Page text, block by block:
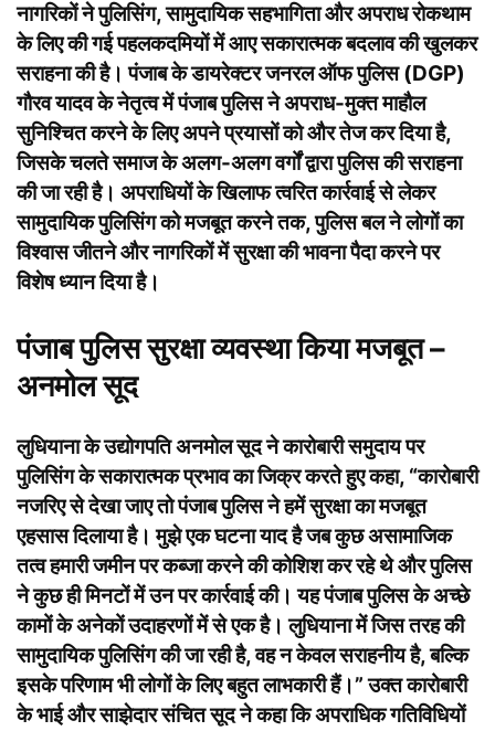
नागरिकों ने पुलिसिंग, सामुदायिक सहभागिता और अपराध रोकथाम
के लिए की गई पहलकदमियों में आए सकारात्मक बदलाव की खुलकर
सराहना की है। पंजाब के डायरेक्टर जनरल ऑफ पुलिस (DGP)
गौरव यादव के नेतृत्व में पंजाब पुलिस ने अपराध-मुक्त माहौल
सुनिश्चित करने के लिए अपने प्रयासों को और तेज कर दिया है,
जिसके चलते समाज के अलग-अलग वर्गों द्वारा पुलिस की सराहना
की जा रही है। अपराधियों के खिलाफ त्वरित कार्रवाई से लेकर
सामुदायिक पुलिसिंग को मजबूत करने तक, पुलिस बल ने लोगों का
विश्वास जीतने और नागरिकों में सुरक्षा की भावना पैदा करने पर
विशेष ध्यान दिया है।
पंजाब पुलिस सुरक्षा व्यवस्था किया मजबूत –
अनमोल सूद
लुधियाना के उद्योगपति अनमोल सूद ने कारोबारी समुदाय पर
पुलिसिंग के सकारात्मक प्रभाव का जिक्र करते हुए कहा, “कारोबारी
नजरिए से देखा जाए तो पंजाब पुलिस ने हमें सुरक्षा का मजबूत
एहसास दिलाया है। मुझे एक घटना याद है जब कुछ असामाजिक
तत्व हमारी जमीन पर कब्जा करने की कोशिश कर रहे थे और पुलिस
ने कुछ ही मिनटों में उन पर कार्रवाई की। यह पंजाब पुलिस के अच्छे
कामों के अनेकों उदाहरणों में से एक है। लुधियाना में जिस तरह की
सामुदायिक पुलिसिंग की जा रही है, वह न केवल सराहनीय है, बल्कि
इसके परिणाम भी लोगों के लिए बहुत लाभकारी हैं।” उक्त कारोबारी
के भाई और साझेदार संचित सूद ने कहा कि अपराधिक गतिविधियों